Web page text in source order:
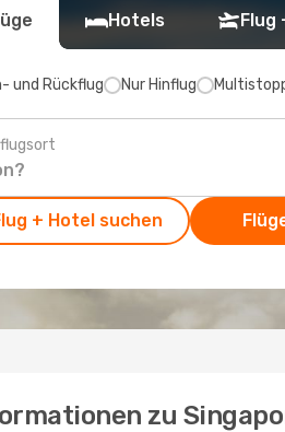
Hotels Flug
und Rückflug Nur Hinflug
+ Hotel suchen
zu